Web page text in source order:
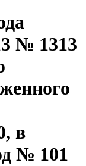
№ 1313
в
№ 101